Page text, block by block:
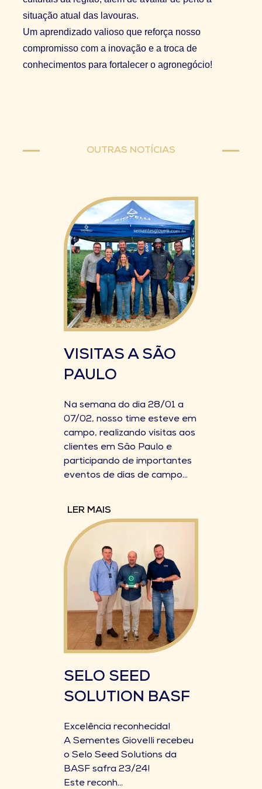
situação atual das lavouras.
Um aprendizado valioso que reforça nosso
compromisso com a inovação e a troca de
conhecimentos para fortalecer o agronegócio!
OUTRAS NOTÍCIAS
VISITAS A SÃO
PAULO
Na semana do dia 28/01 a
07/02, nosso time esteve em
campo, realizando visitas aos
clientes em São Paulo e
participando de importantes
eventos de dias de campo...
LER MAIS
SELO SEED
SOLUTION BASF
Excelência reconhecida!
A Sementes Giovelli recebeu
o Selo Seed Solutions da
BASF safra 23/24!
Este reconh...